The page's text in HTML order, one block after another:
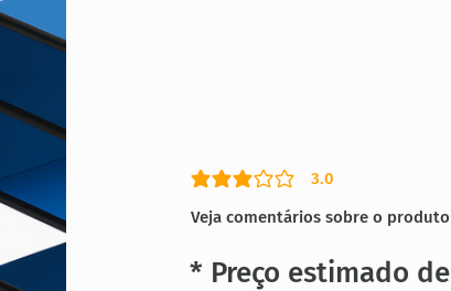
3.0
classificação média é 3 de 5
Veja comentários sobre o produto
* Preço estimado de